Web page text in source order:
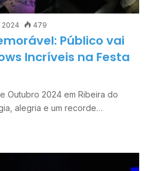
2024 479
Público vai
Incríveis na Festa
Outubro 2024 em Ribeira do
alegria e um recorde…